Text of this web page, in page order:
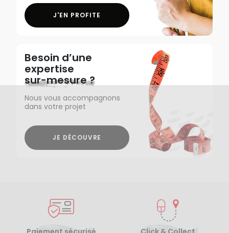
J'EN PROFITE
Besoin d’une
expertise
sur-mesure ?
Nous vous accompagnons
dans votre projet
JE DÉCOUVRE